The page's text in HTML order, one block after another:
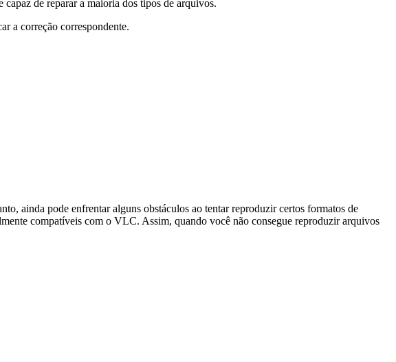
de reparar a maioria dos tipos de arquivos.
a correção correspondente.
ainda pode enfrentar alguns obstáculos ao tentar reproduzir certos formatos de
compatíveis com o VLC. Assim, quando você não consegue reproduzir arquivos